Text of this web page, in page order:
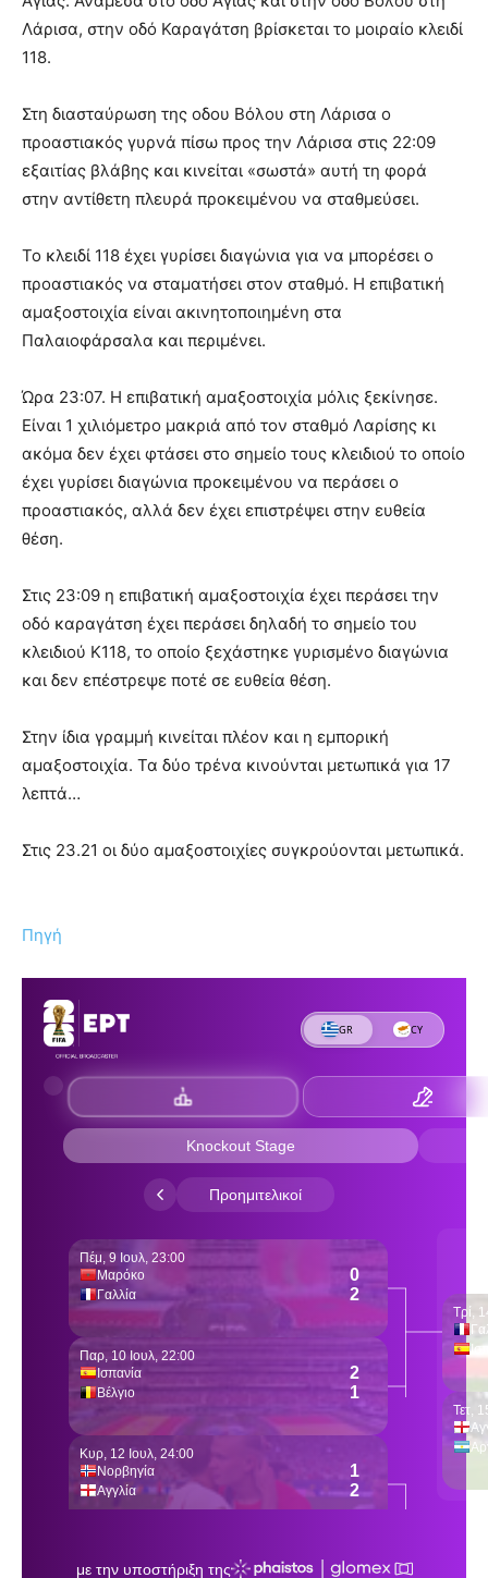
Λάρισα, στην οδό Καραγάτση βρίσκεται το μοιραίο κλειδί
118.
Στη διασταύρωση της οδου Βόλου στη Λάρισα ο
προαστιακός γυρνά πίσω προς την Λάρισα στις 22:09
εξαιτίας βλάβης και κινείται «σωστά» αυτή τη φορά
στην αντίθετη πλευρά προκειμένου να σταθμεύσει.
Το κλειδί 118 έχει γυρίσει διαγώνια για να μπορέσει ο
προαστιακός να σταματήσει στον σταθμό. Η επιβατική
αμαξοστοιχία είναι ακινητοποιημένη στα
Παλαιοφάρσαλα και περιμένει.
Ώρα 23:07. Η επιβατική αμαξοστοιχία μόλις ξεκίνησε.
Είναι 1 χιλιόμετρο μακριά από τον σταθμό Λαρίσης κι
ακόμα δεν έχει φτάσει στο σημείο τους κλειδιού το οποίο
έχει γυρίσει διαγώνια προκειμένου να περάσει ο
προαστιακός, αλλά δεν έχει επιστρέψει στην ευθεία
θέση.
Στις 23:09 η επιβατική αμαξοστοιχία έχει περάσει την
οδό καραγάτση έχει περάσει δηλαδή το σημείο του
κλειδιού Κ118, το οποίο ξεχάστηκε γυρισμένο διαγώνια
και δεν επέστρεψε ποτέ σε ευθεία θέση.
Στην ίδια γραμμή κινείται πλέον και η εμπορική
αμαξοστοιχία. Τα δύο τρένα κινούνται μετωπικά για 17
λεπτά…
Στις 23.21 οι δύο αμαξοστοιχίες συγκρούονται μετωπικά.
Πηγή